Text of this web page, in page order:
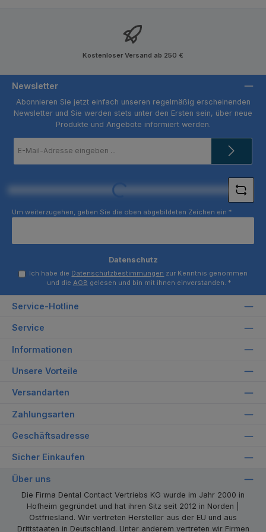
Kostenloser Versand ab 250 €
Newsletter
Abonnieren Sie jetzt einfach unseren regelmäßig erscheinenden
Newsletter und Sie werden stets unter den Ersten sein, über neue
Produkte und Angebote informiert werden.
Mail-
Loading...
Um weiterzugehen, geben Sie die oben abgebildeten Zeichen ein *
Datenschutz
Ich habe die Datenschutzbestimmungen zur Kenntnis genommen
und die AGB gelesen und bin mit ihnen einverstanden. *
Service-Hotline
Service
Informationen
Unsere Vorteile
Versandarten
Zahlungsarten
Geschäftsadresse
Sicher Einkaufen
Über uns
Die Firma Dental Contact Vertriebs KG wurde im Jahr 2000 in
Hofheim gegründet und hat ihren Sitz seit 2012 in Norden |
Ostfriesland. Wir vertreten Hersteller aus der EU und aus
Drittstaaten in Deutschland. Unter anderem vertreten wir Firmen